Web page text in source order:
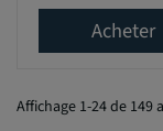
Acheter
Affichage 1-24 de 149